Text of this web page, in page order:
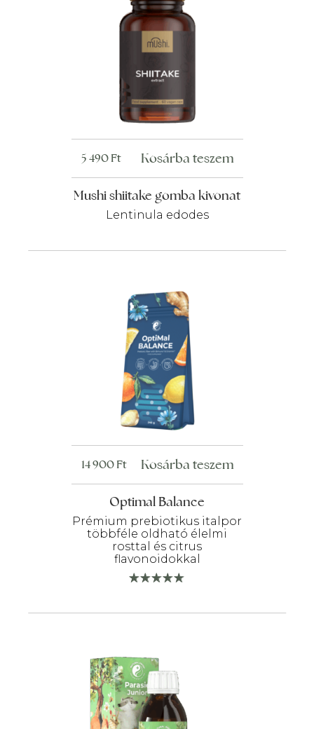
Mushi shiitake gomba kivonat
Lentinula edodes
5 490Ft Kosárba teszem
Optimal Balance
Prémium prebiotikus italpor
többféle oldható élelmi
rosttal és citrus
flavonoidokkal
14 900Ft Kosárba teszem